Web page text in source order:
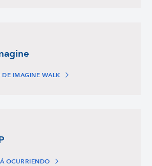
DE IMAGINE WALK
OCURRIENDO